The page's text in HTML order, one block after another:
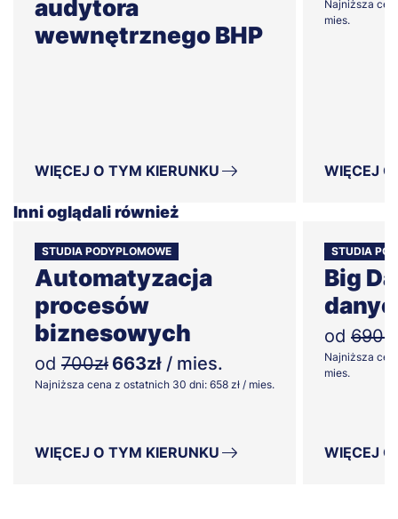
audytora
wewnętrznego BHP
WIĘCEJ O TYM KIERUNKU
Najniższa
mies.
WIĘCEJ
Inni oglądali również
STUDIA PODYPLOMOWE
Automatyzacja
procesów
biznesowych
od 700zł 663zł / mies.
Najniższa cena z ostatnich 30 dni: 658 zł / mies.
WIĘCEJ O TYM KIERUNKU
STUDIA
Big
od 690zł
Najniższa
mies.
WIĘCEJ